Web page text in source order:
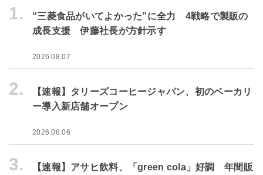
1.
“三菱食品がいてよかった”に全力 4戦略で製販の
成長支援 伊藤社長が方針示す
2026.08.07
2.
【速報】タリーズコーヒージャパン、初のベーカリ
ー導入新店舗オープン
2026.08.06
3.
【速報】アサヒ飲料、「green cola」好調 年間販